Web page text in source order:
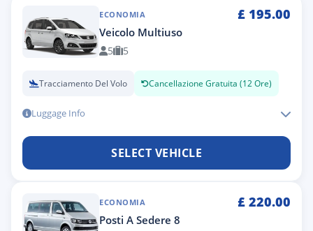
ECONOMIA £ 195.00
Veicolo Multiuso
5 5
Tracciamento Del Volo Cancellazione Gratuita (12 Ore)
Luggage Info
SELECT VEHICLE
ECONOMIA £ 220.00
Posti A Sedere 8